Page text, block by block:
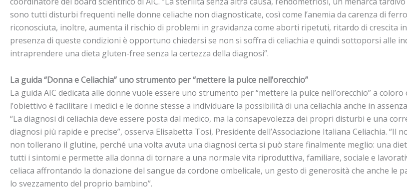
sono tutti disturbi frequenti nelle donne celiache non diagnosticate, così come l’anemia da carenza di
riconosciuta, inoltre, aumenta il rischio di problemi in gravidanza come aborti ripetuti, ritardo di crescita
presenza di queste condizioni è opportuno chiedersi se non si soffra di celiachia e quindi sottoporsi alle
intraprendere una dieta gluten-free senza la certezza della diagnosi”.
La guida “Donna e Celiachia” uno strumento per “mettere la pulce nell’orecchio”
La guida AIC dedicata alle donne vuole essere uno strumento per “mettere la pulce nell’orecchio” a
l’obiettivo è facilitare i medici e le donne stesse a individuare la possibilità di una celiachia anche in
“La diagnosi di celiachia deve essere posta dal medico, ma la consapevolezza dei propri disturbi e una
diagnosi più rapide e precise”, osserva Elisabetta Tosi, Presidente dell’Associazione Italiana Celiachia.
non tollerano il glutine, perché una volta avuta una diagnosi certa si può stare finalmente meglio: una
tutti i sintomi e permette alla donna di tornare a una normale vita riproduttiva, familiare, sociale e
celiaca affrontando la donazione del sangue da cordone ombelicale, un gesto di generosità che anche le
lo svezzamento del proprio bambino”.